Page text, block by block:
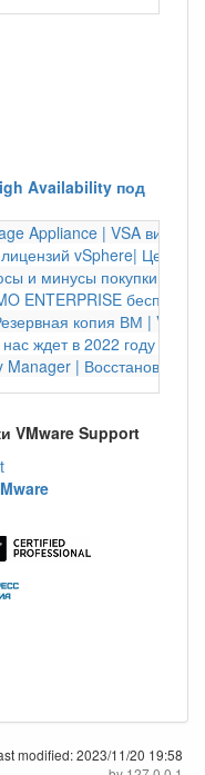
Availability под
Appliance | VSA
vSphere| Цена
и минусы покупки по
ENTERPRISE
копия ВМ |
ждет в 2022 году |
| Восстановление
VMware Support
modified:2023/11/20 19:58